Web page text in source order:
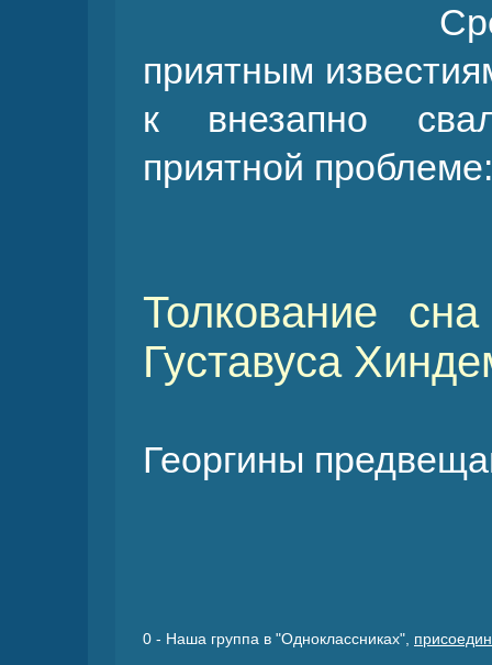
приятным
к внезапно
приятной
Толкование
Густавуса
Георгины
0 - Наша группа в "Одноклассниках",